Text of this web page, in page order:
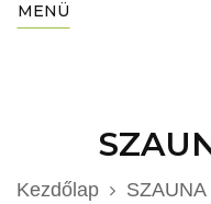
MENÜ
Kezdőlap